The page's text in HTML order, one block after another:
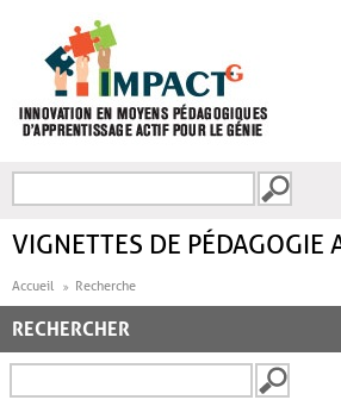
FORMULAIRE DE
VIGNETTES DE PÉDAGOGIE
Accueil Recherche
RECHERCHER